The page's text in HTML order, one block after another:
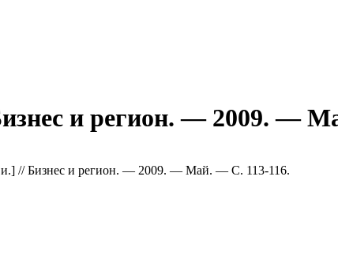
и регион. — 2009. —
// Бизнес и регион. — 2009. — Май. — С. 113-116.